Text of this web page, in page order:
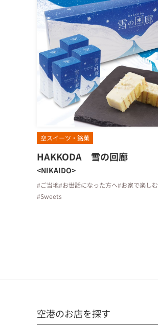
空スイーツ・銘菓
HAKKODA 雪の回廊
<NIKAIDO>
#ご当地#お世話になった方へ#お家で楽しむ
#Sweets
空港のお店を探す